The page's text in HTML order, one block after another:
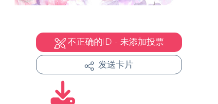
不正确的ID - 未添加投票
发送卡片